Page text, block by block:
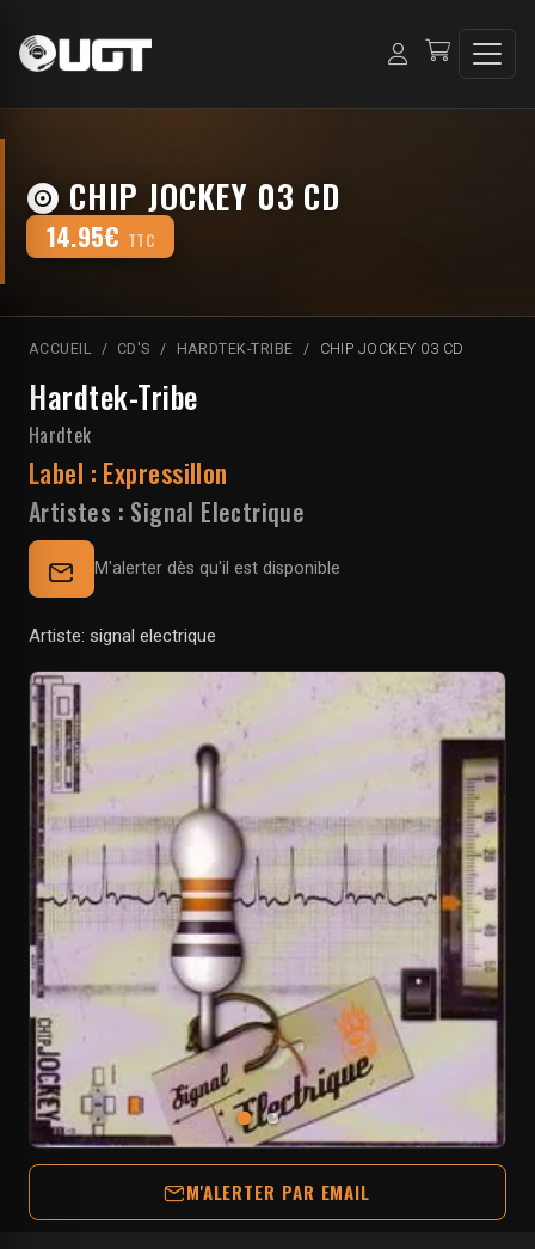
CHIP JOCKEY 03 CD
14.95€ TTC
ACCUEIL CD'S HARDTEK-TRIBE CHIP JOCKEY 03 CD
Hardtek-Tribe
Hardtek
Label : Expressillon
Artistes : Signal Electrique
M'alerter dès qu'il est disponible
Artiste: signal electrique
M'ALERTER PAR EMAIL